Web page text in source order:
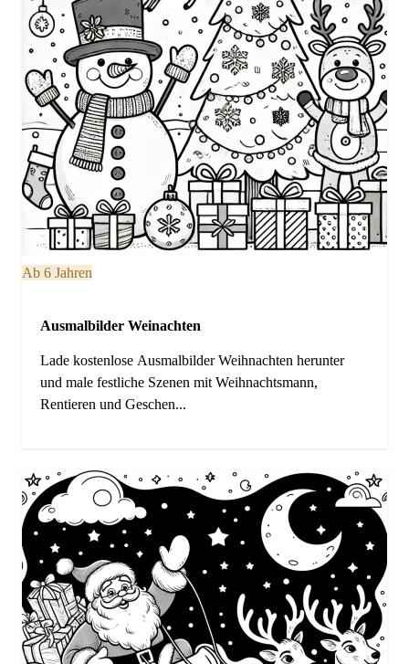
Ab 6 Jahren
Ausmalbilder Weinachten
Lade kostenlose Ausmalbilder Weihnachten herunter
und male festliche Szenen mit Weihnachtsmann,
Rentieren und Geschen...